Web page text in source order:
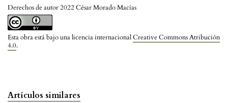
Derechos de autor 2022 César Morado Macías
Esta obra está bajo una licencia internacionalCreative Commons Atribución
4.0.
Artículos similares